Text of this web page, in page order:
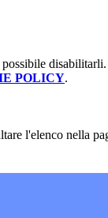
disabilitarli.
POLICY.
l'elenco nella